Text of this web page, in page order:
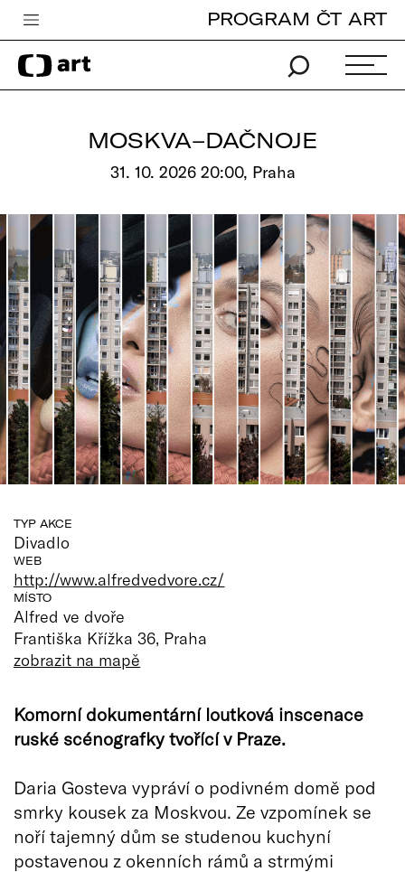
Česká televize
Zpravodajství
Pro děti
edu
Vše o ČT
PROGRAM ČT ART
MOSKVA–DAČNOJE
31. 10. 2026 20:00, Praha
TYP AKCE
Divadlo
WEB
http://www.alfredvedvore.cz/
MÍSTO
Alfred ve dvoře
Františka Křížka 36, Praha
zobrazit na mapě
Komorní dokumentární loutková inscenace
ruské scénografky tvořící v Praze.
Daria Gosteva vypráví o podivném domě pod
smrky kousek za Moskvou. Ze vzpomínek se
noří tajemný dům se studenou kuchyní
postavenou z okenních rámů a strmými